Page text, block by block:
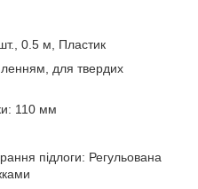
0.5 м, Пластик
для твердих
110 мм
підлоги: Регульована